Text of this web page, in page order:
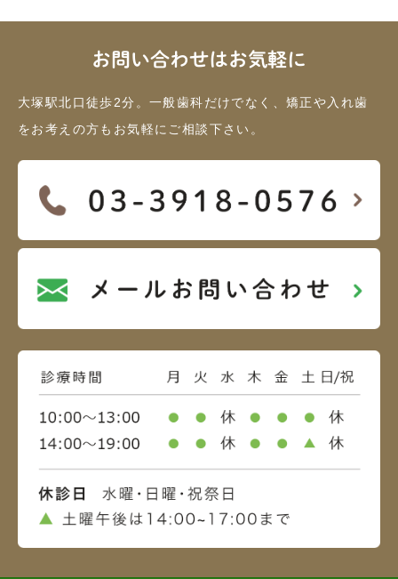
お問い合わせはお気軽に
大塚駅北口徒歩2分。一般歯科だけでなく、矯正や入れ歯
をお考えの方もお気軽にご相談下さい。